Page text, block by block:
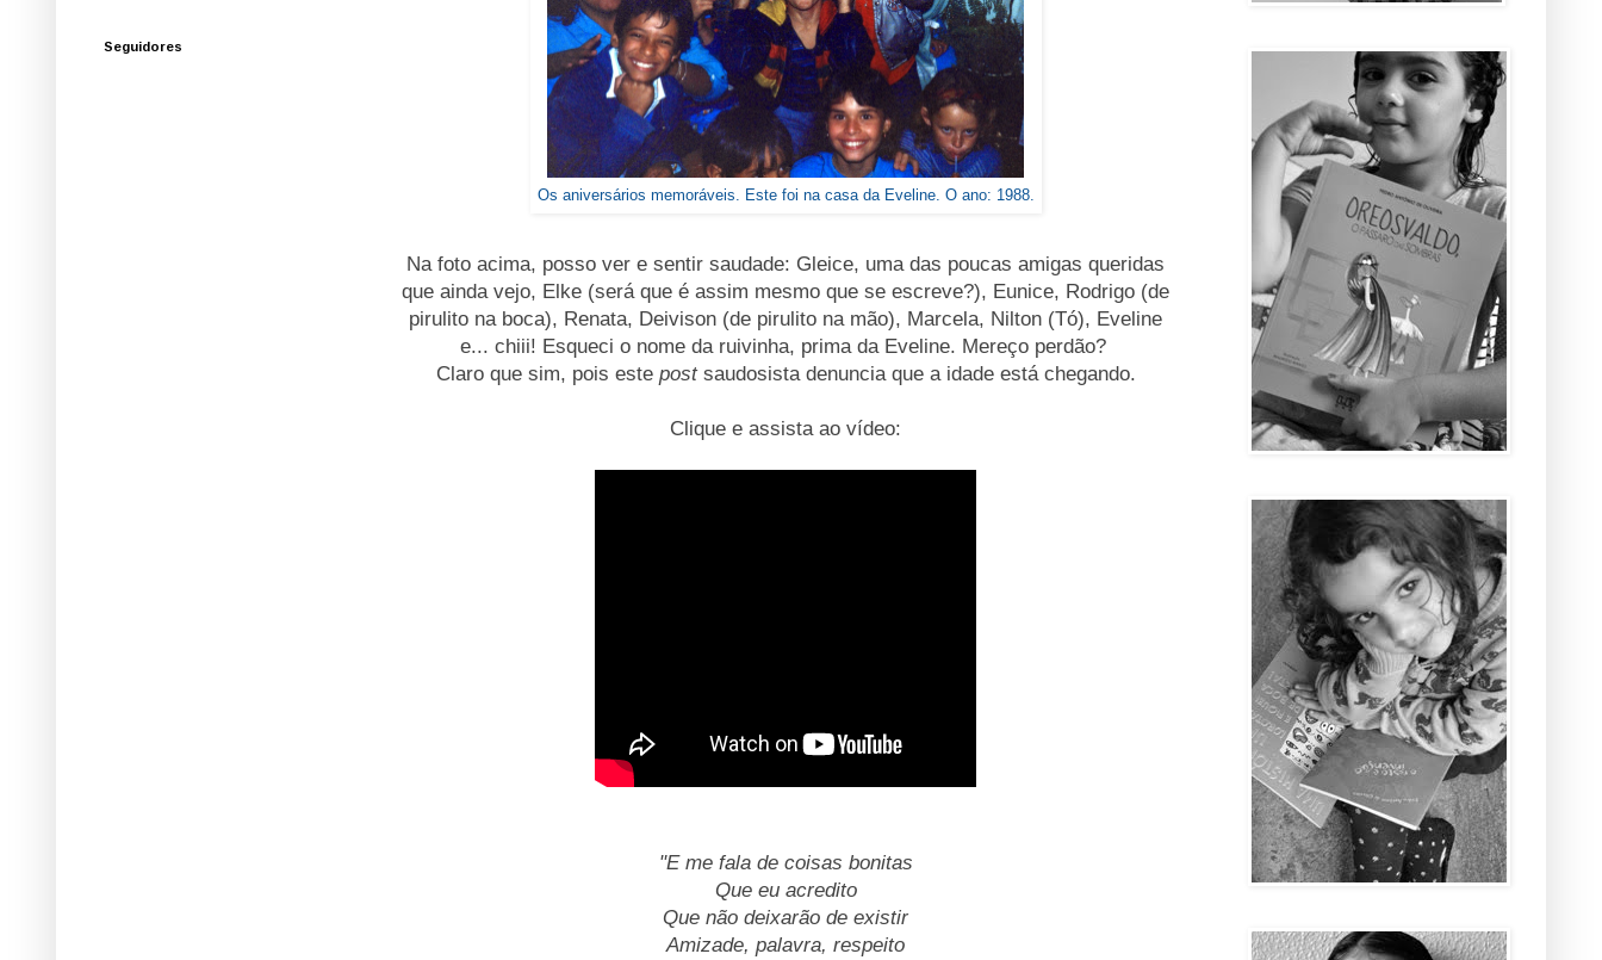
Os aniversários memoráveis. Este foi na casa da Eveline. O ano: 1988.
Na foto acima, posso ver e sentir saudade: Gleice, uma das poucas amigas queridas
que ainda vejo, Elke (será que é assim mesmo que se escreve?), Eunice, Rodrigo (de
pirulito na boca), Renata, Deivison (de pirulito na mão), Marcela, Nilton (Tó), Eveline
e... chiii! Esqueci o nome da ruivinha, prima da Eveline. Mereço perdão?
Claro que sim, pois este postsaudosista denuncia que a idade está chegando.
Clique e assista ao vídeo:
"E me fala de coisas bonitas
Que eu acredito
Que não deixarão de existir
Amizade, palavra, respeito
Seguidores